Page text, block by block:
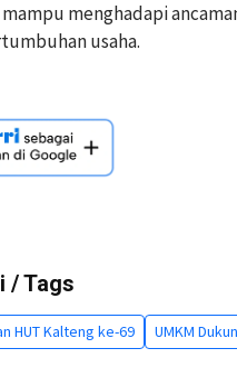
menghadapi
usaha.
/ Tags
HUT Kalteng ke-69 UMKM